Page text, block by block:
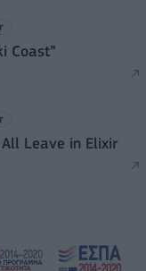
Coast”
Leave in Elixir